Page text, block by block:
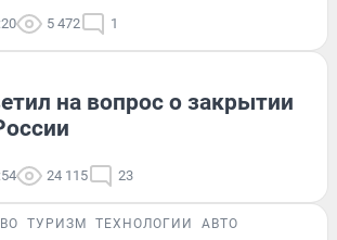
5 472 1
на вопрос о закрытии
24 115 23
ТУРИЗМ ТЕХНОЛОГИИ АВТО